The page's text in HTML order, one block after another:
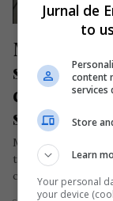
Ministrul
semnează
Ministrul Afacerilor
transmis un mesaj
care lucrează…
Jurnal de
to
content
services
Store
Learn
Your personal
your device